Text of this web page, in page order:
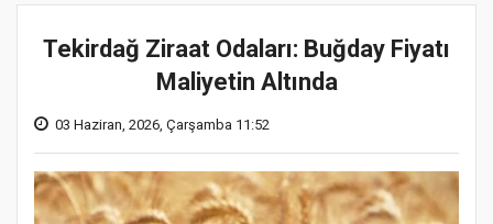
Tekirdağ Ziraat Odaları: Buğday Fiyatı
Maliyetin Altında
03 Haziran, 2026, Çarşamba 11:52